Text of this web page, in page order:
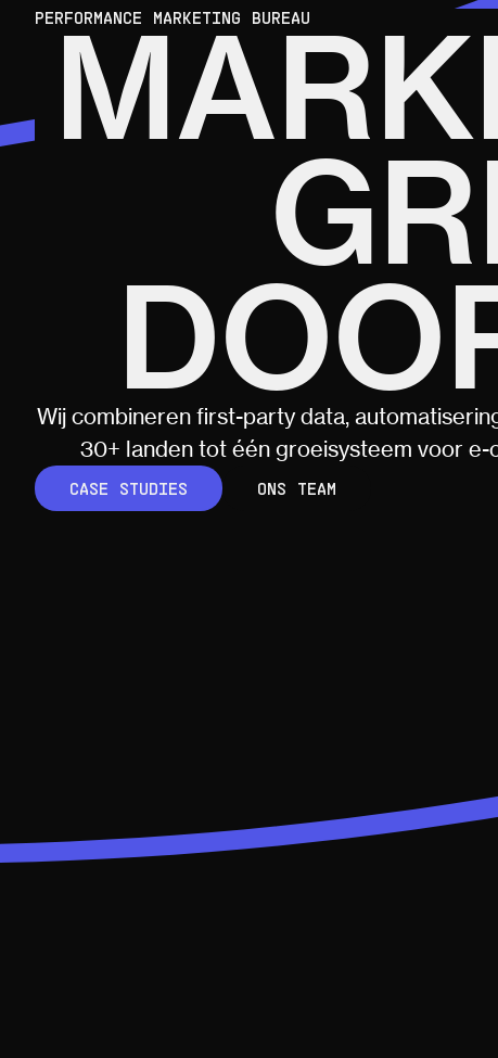
PERFORMANCE MARKETING BUREAU
Wij combineren first-party data,
30+ landen tot één groeisysteem voor e-
CASE STUDIES ONS TEAM